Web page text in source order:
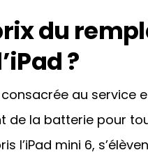
du
?
au service
la batterie pour
l’iPad mini 6,